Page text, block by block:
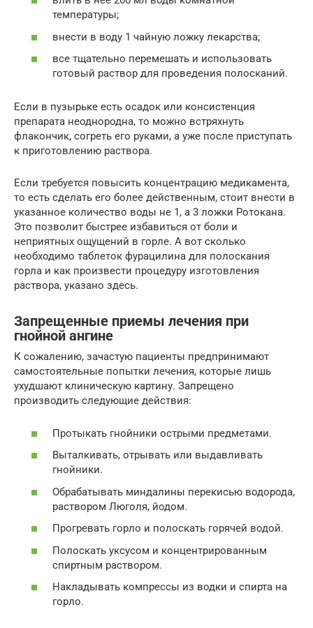
температуры;
внести в воду 1 чайную ложку лекарства;
все тщательно перемешать и использовать
готовый раствор для проведения полосканий.
Если в пузырьке есть осадок или консистенция
препарата неоднородна, то можно встряхнуть
флакончик, согреть его руками, а уже после приступать
к приготовлению раствора.
Если требуется повысить концентрацию медикамента,
то есть сделать его более действенным, стоит внести в
указанное количество воды не 1, а 3 ложки Ротокана.
Это позволит быстрее избавиться от боли и
неприятных ощущений в горле. А вот сколько
необходимо таблеток фурацилина для полоскания
горла и как произвести процедуру изготовления
раствора, указано здесь.
Запрещенные приемы лечения при
гнойной ангине
К сожалению, зачастую пациенты предпринимают
самостоятельные попытки лечения, которые лишь
ухудшают клиническую картину. Запрещено
производить следующие действия:
Протыкать гнойники острыми предметами.
Выталкивать, отрывать или выдавливать
гнойники.
Обрабатывать миндалины перекисью водорода,
раствором Люголя, йодом.
Прогревать горло и полоскать горячей водой.
Полоскать уксусом и концентрированным
спиртным раствором.
Накладывать компрессы из водки и спирта на
горло.